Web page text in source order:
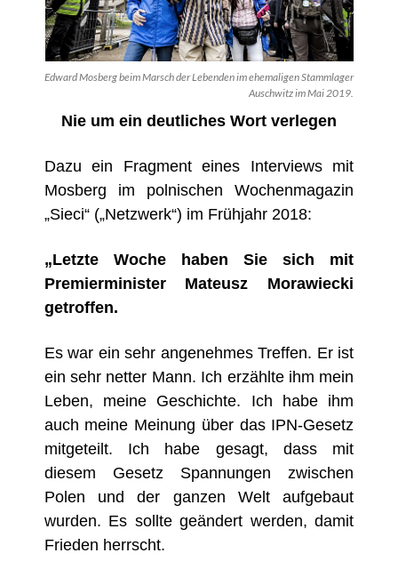
Edward Mosberg beim Marsch der Lebenden im ehemaligen Stammlager
Auschwitz im Mai 2019.
Nie um ein deutliches Wort verlegen
Dazu ein Fragment eines Interviews mit
Mosberg im polnischen Wochenmagazin
„Sieci“ („Netzwerk“) im Frühjahr 2018:
„Letzte Woche haben Sie sich mit
Premierminister Mateusz Morawiecki
getroffen.
Es war ein sehr angenehmes Treffen. Er ist
ein sehr netter Mann. Ich erzählte ihm mein
Leben, meine Geschichte. Ich habe ihm
auch meine Meinung über das IPN-Gesetz
mitgeteilt. Ich habe gesagt, dass mit
diesem Gesetz Spannungen zwischen
Polen und der ganzen Welt aufgebaut
wurden. Es sollte geändert werden, damit
Frieden herrscht.